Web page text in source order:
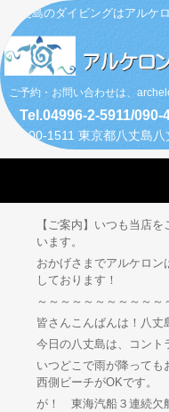
八丈島のダイビングはアルケ
ご予約・お問い合わせは、
Tel.04996-2-5911/
〒100-1511 東京都八丈島
【ご案内】いつも当店
います。
おかげさまでアルケロ
しております！
～～～～～～～～～～～
皆さんこんばんは！八丈
今日の八丈島は、コント
いつどこで雨が降っても
西側ビーチがOKです。
が！ 東海汽船３連続欠